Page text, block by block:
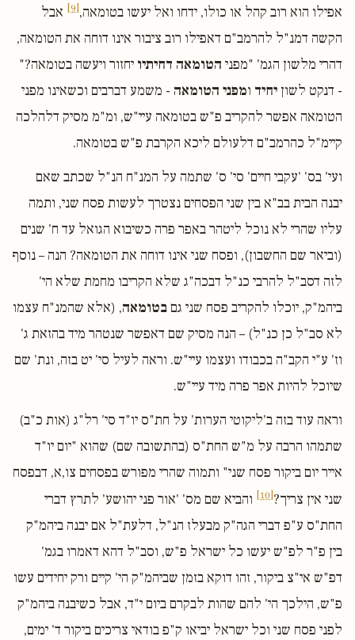
אפילו הוא רוב קהל או כולו, ידחו ואל יעשו בטומאה,[9]
אבל
הקשה דמנ"ל להרמב"ם דאפילו רוב ציבור אינו דוחה את הטומאה,
דהרי מלשון הגמ' "מפני הטומאה דחיתיו יחזור ויעשה בטומאה?"
- דנקט לשון יחיד ומפני הטומאה - משמע דברבים וכשאינו מפני
הטומאה אפשר להקריב פ"ש בטומאה עיי"ש, ומ"מ מסיק דלהלכה
קיימ"ל כהרמב"ם דלעולם ליכא הקרבת פ"ש בטומאה.
ועי' בס' 'עקבי חיים' סי' ס' שתמה על המנ"ח הנ"ל שכתב שאם
יבנה הבית בב"א בין שני הפסחים נצטרך לעשות פסח שני, ותמה
עליו שהרי לא נוכל ליטהר באפר פרה כשיבוא הגואל עד ח' שנים
(וביאר שם החשבון), ופסח שני אינו דוחה את הטומאה? הנה – נוסף
לזה דסב"ל להרבי כנ"ל דבכה"ג שלא הקריבו מחמת שלא הי'
ביהמ"ק, יוכלו להקריב פסח שני גםבטומאה, (אלא שהמנ"ח עצמו
לא סב"ל כן כנ"ל) – הנה מסיק שם דאפשר שנטהר מיד בהזאת ג'
וז' ע"י הקב"ה בכבודו ועצמו עיי"ש. וראה לעיל סי' יט בזה, ונת' שם
שיוכל להיות אפר פרה מיד עיי"ש.
וראה עוד בזה ב'ליקוטי הערות' על חת"ס יו"ד סי' רל"ג (אות כ"ב)
שתמהו הרבה על מ"ש החת"ס (בהתשובה שם) שהוא "יום יו"ד
אייר יום ביקור פסח שני" ותמוה שהרי מפורש בפסחים צו,א, דבפסח
שני אין צריך?[10]
והביא שם מס' 'אור פני יהושע' לתרץ דברי
החת"ס ע"פ דברי הגה"ק מבעלז הנ"ל, דלעת"ל אם יבנה ביהמ"ק
בין פ"ר לפ"ש יעשו כל ישראל פ"ש, וסב"ל דהא דאמרו בגמ'
דפ"ש אי"צ ביקור, זהו דוקא בזמן שביהמ"ק הי' קיים ורק יחידים עשו
פ"ש, הילכך הי' להם שהות לבקרם ביום י"ד, אבל כשיבנה ביהמ"ק
לפני פסח שני וכל ישראל יביאו ק"פ בודאי צריכים ביקור ד' ימים,